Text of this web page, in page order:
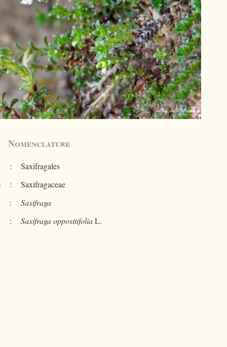
Nomenclature
: Saxifragales
:
Saxifragaceae
:
Saxifraga
:
Saxifraga oppositifoliaL.